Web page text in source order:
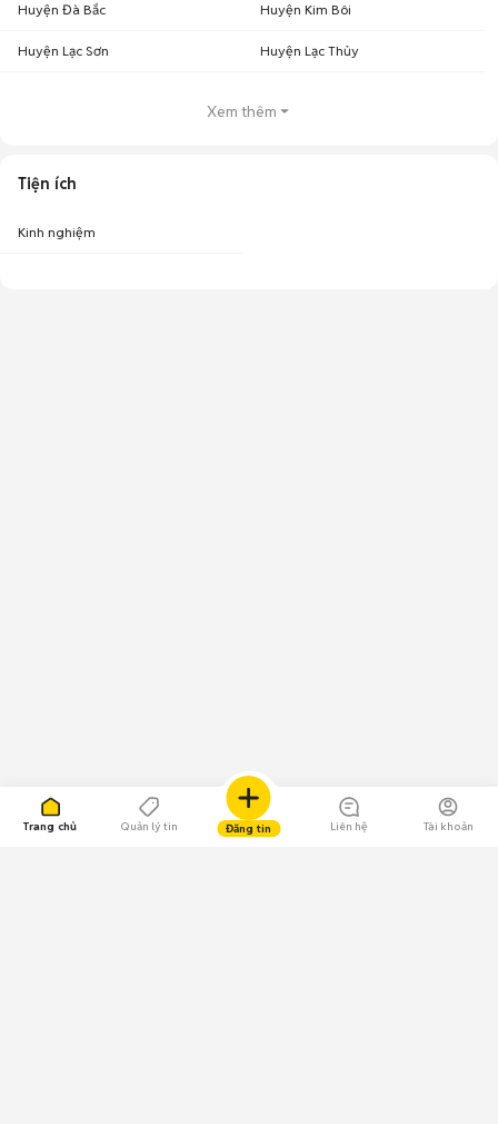
Trang chủ Quản lý tin Đăng tin Liên hệ Tài khoản
Huyện Đà Bắc Huyện Kim Bôi
Huyện Lạc Sơn Huyện Lạc Thủy
Xem thêm
Tiện ích
Kinh nghiệm